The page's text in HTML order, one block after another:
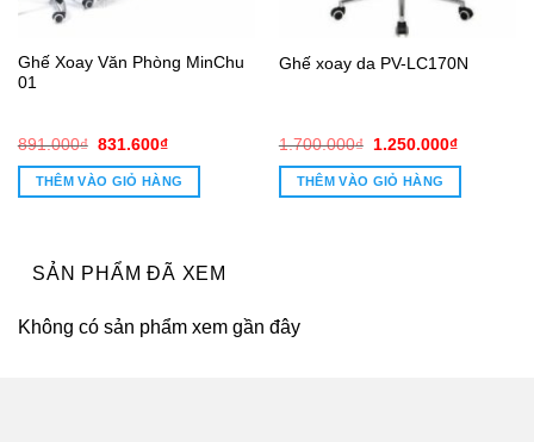
Ghế Xoay Văn Phòng MinChu
01
891.000₫ Giá
là:
891.000₫.
831.600₫Giá
tại
là:
THÊM VÀO GIỎ HÀNG
Ghế xoay da PV-LC170N
1.700.000₫
Giá
là:
1.700.000₫.
1.250.000₫Giá
THÊM VÀO GIỎ HÀNG
SẢN PHẨM ĐÃ XEM
Không có sản phẩm xem gần đây